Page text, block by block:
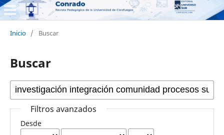
Inicio / Buscar
Buscar
Filtros avanzados
Desde